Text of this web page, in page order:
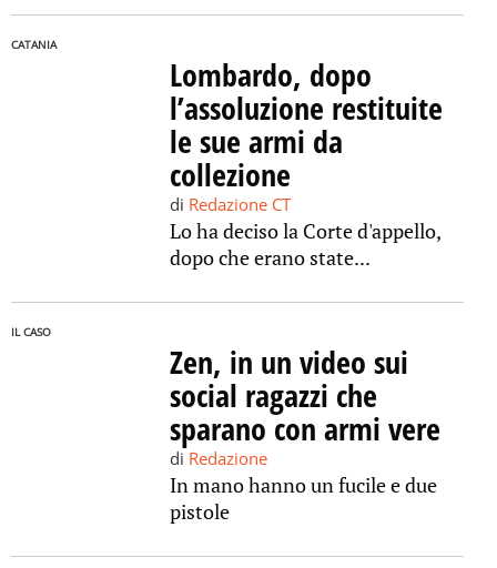
CATANIA
Lombardo, dopo
l’assoluzione restituite
le sue armi da
collezione
di Redazione CT
Lo ha deciso la Corte d'appello,
dopo che erano state...
IL CASO
Zen, in un video sui
social ragazzi che
sparano con armi vere
di Redazione
In mano hanno un fucile e due
pistole